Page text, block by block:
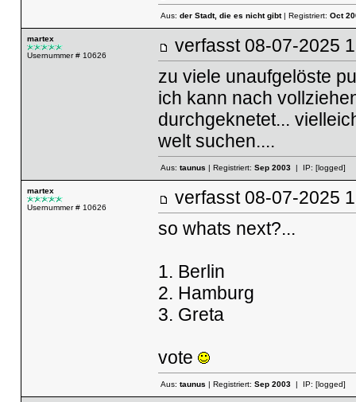
Aus: der Stadt, die es nicht gibt| Registriert: Oct
martex
Usernummer # 10626
verfasst 08-07-
zu viele unaufgelöste
ich kann nach
durchgeknetet...
welt suchen....
Aus: taunus | Registriert: Sep 2003| IP: [logged]
martex
Usernummer # 10626
verfasst 08-07-
so whats next?...
1. Berlin
2. Hamburg
3. Greta
vote
Aus: taunus | Registriert: Sep 2003| IP: [logged]